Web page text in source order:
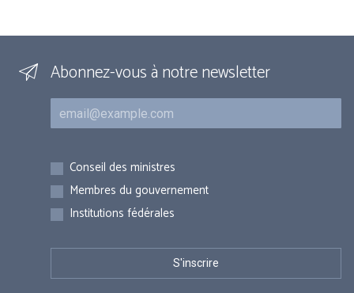
Abonnez-vous à notre newsletter
Courriel
Inscriptions
Conseil des ministres
Membres du gouvernement
Institutions fédérales